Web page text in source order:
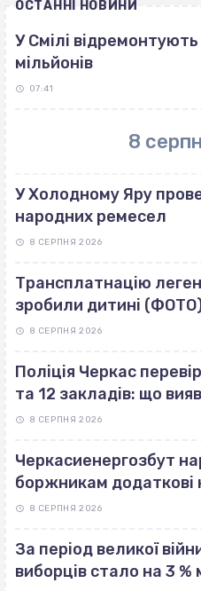
ОСТАННІ НОВИНИ
У Смілі
мільйонів
07:41
8
У Холодному Яру
народних ремесел
8 СЕРПНЯ 2026
Трансплатнацію
зробили дитині
8 СЕРПНЯ 2026
Поліція Черкас
та 12 закладів: що
8 СЕРПНЯ 2026
Черкасиенергозбут
боржникам додаткові
8 СЕРПНЯ 2026
За період великої
виборців стало на 3